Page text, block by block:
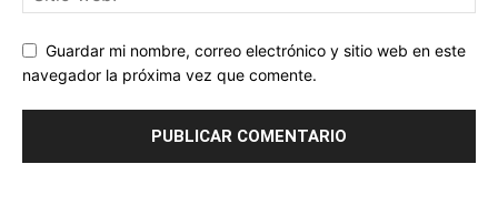
Guardar mi nombre, correo electrónico y sitio web en este
navegador la próxima vez que comente.